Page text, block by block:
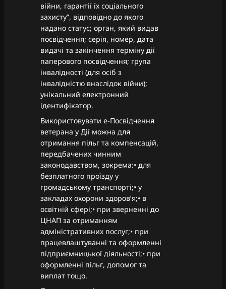
війни, гарантії їх соціального
захисту”, відповідно до якого
надано статус; орган, який видав
посвідчення; серія, номер, дата
видачі та закінчення терміну дії
паперового посвідчення; група
інвалідності (для осіб з
інвалідністю внаслідок війни);
унікальний електронний
ідентифікатор.
Використовувати е-Посвідчення
ветерана у Дії можна для
отримання пільг та компенсацій,
передбачених чинним
законодавством, зокрема:• для
безплатного проїзду у
громадському транспорті;• у
закладах охорони здоров’я;• в
освітній сфері;• при зверненні до
ЦНАП за отриманням
адміністративних послуг;• при
працевлаштуванні та оформленні
підприємницької діяльності;• при
оформленні пільг, допомог та
виплат тощо.